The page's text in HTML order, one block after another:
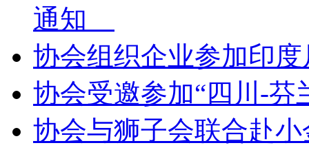
通知
协会组织企业参加印
协会受邀参加“四川-
协会与狮子会联合赴